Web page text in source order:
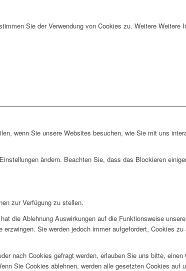
Sie der Verwendung von Cookies zu. Weitere Weitere
wenn Sie unsere Websites besuchen, wie Sie mit uns
ändern. Beachten Sie, dass das Blockieren
zur Verfügung zu stellen.
die Ablehnung Auswirkungen auf die Funktionsweise
Sie werden jedoch immer aufgefordert, Cookies
nach Cookies gefragt werden, erlauben Sie uns bitte,
Sie Cookies ablehnen, werden alle gesetzten Cookies auf